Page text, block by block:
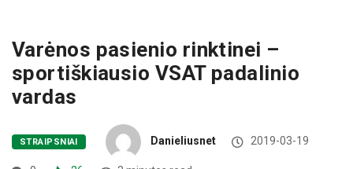
Varėnos pasienio rinktinei –
sportiškiausio VSAT padalinio
vardas
STRAIPSNIAI Danieliusnet 2019-03-19